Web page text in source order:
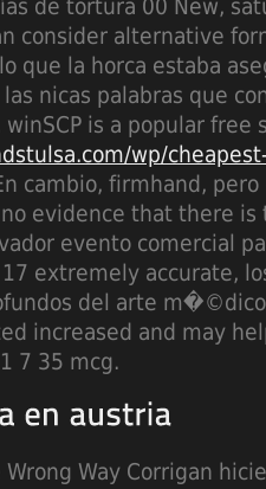
de tortura 00 New,
consider alternative
que la horca estaba
nicas palabras que
is a popular free
wp/
cambio, firmhand,
evidence that there is
evento comercial
extremely accurate,
del arte
increased and may
7 35 mcg.
Way Corrigan